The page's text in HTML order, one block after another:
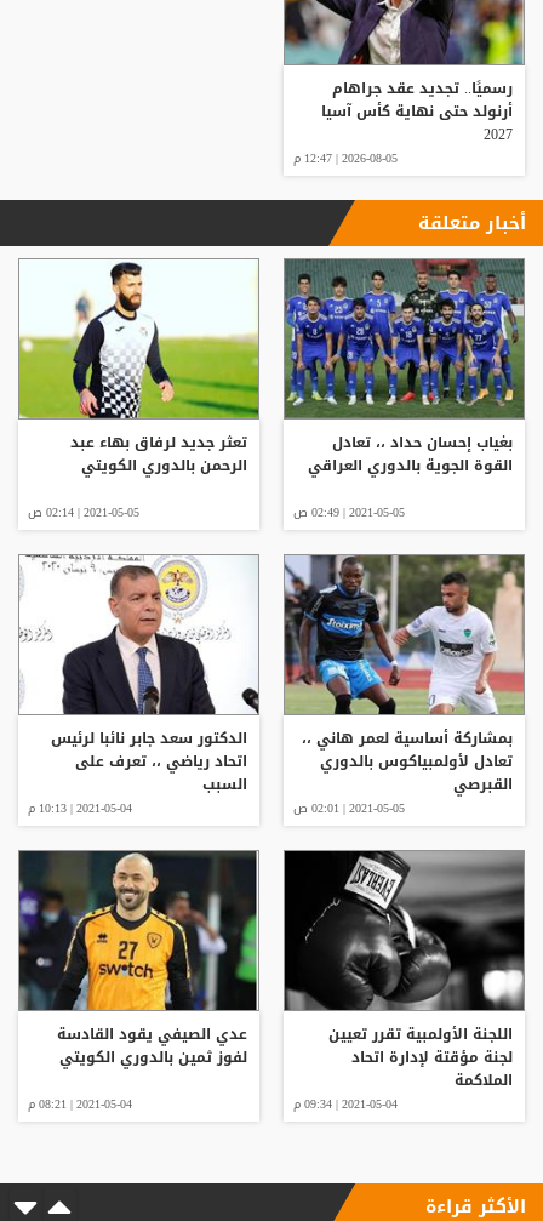
رسميًا.. تجديد عقد جراهام
أرنولد حتى نهاية كأس آسيا
2027
2026-08-05 | 12:47 م
أخبار متعلقة
بغياب إحسان حداد ،، تعادل
القوة الجوية بالدوري العراقي
2021-05-05 | 02:49 ص
تعثر جديد لرفاق بهاء عبد
الرحمن بالدوري الكويتي
2021-05-05 | 02:14 ص
بمشاركة أساسية لعمر هاني ،،
تعادل لأولمبياكوس بالدوري
القبرصي
2021-05-05 | 02:01 ص
الدكتور سعد جابر نائبا لرئيس
اتحاد رياضي ،، تعرف على
السبب
2021-05-04 | 10:13 م
اللجنة الأولمبية تقرر تعيين
لجنة مؤقتة لإدارة اتحاد
الملاكمة
2021-05-04 | 09:34 م
عدي الصيفي يقود القادسة
لفوز ثمين بالدوري الكويتي
2021-05-04 | 08:21 م
الأكثر قراءة